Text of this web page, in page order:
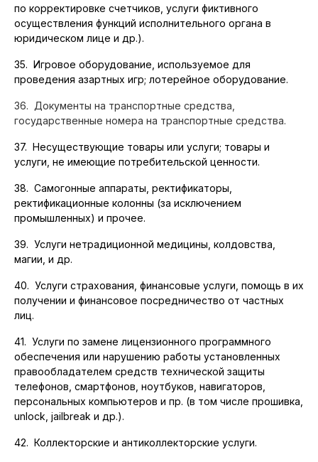
по корректировке счетчиков, услуги фиктивного
осуществления функций исполнительного органа в
юридическом лице и др.).
35. Игровое оборудование, используемое для
проведения азартных игр; лотерейное оборудование.
36. Документы на транспортные средства,
государственные номера на транспортные средства.
37. Несуществующие товары или услуги; товары и
услуги, не имеющие потребительской ценности.
38. Самогонные аппараты, ректификаторы,
ректификационные колонны (за исключением
промышленных) и прочее.
39. Услуги нетрадиционной медицины, колдовства,
магии, и др.
40. Услуги страхования, финансовые услуги, помощь в их
получении и финансовое посредничество от частных
лиц.
41. Услуги по замене лицензионного программного
обеспечения или нарушению работы установленных
правообладателем средств технической защиты
телефонов, смартфонов, ноутбуков, навигаторов,
персональных компьютеров и пр. (в том числе прошивка,
unlock, jailbreak и др.).
42. Коллекторские и антиколлекторские услуги.